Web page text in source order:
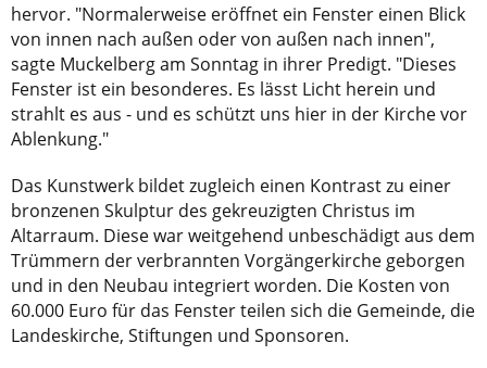
hervor. "Normalerweise eröffnet ein Fenster einen Blick
von innen nach außen oder von außen nach innen",
sagte Muckelberg am Sonntag in ihrer Predigt. "Dieses
Fenster ist ein besonderes. Es lässt Licht herein und
strahlt es aus - und es schützt uns hier in der Kirche vor
Ablenkung."
Das Kunstwerk bildet zugleich einen Kontrast zu einer
bronzenen Skulptur des gekreuzigten Christus im
Altarraum. Diese war weitgehend unbeschädigt aus dem
Trümmern der verbrannten Vorgängerkirche geborgen
und in den Neubau integriert worden. Die Kosten von
60.000 Euro für das Fenster teilen sich die Gemeinde, die
Landeskirche, Stiftungen und Sponsoren.